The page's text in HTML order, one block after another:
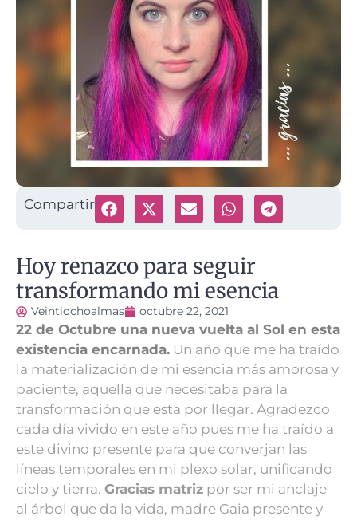
Compartir
Hoy renazco para seguir
transformando mi esencia
Veintiochoalmas octubre 22, 2021
22 de Octubre una nueva vuelta al Sol en esta
existencia encarnada. Un año que me ha traído
la materialización de mi esencia más amorosa y
paciente, aquella que necesitaba para la
transformación que esta por llegar. Agradezco
cada día vivido en este año pues me ha traído a
este divino presente para que converjan las
líneas temporales en mi plexo solar, unificando
cielo y tierra. Gracias matriz por ser mi anclaje
al árbol que da la vida, madre Gaia presente y